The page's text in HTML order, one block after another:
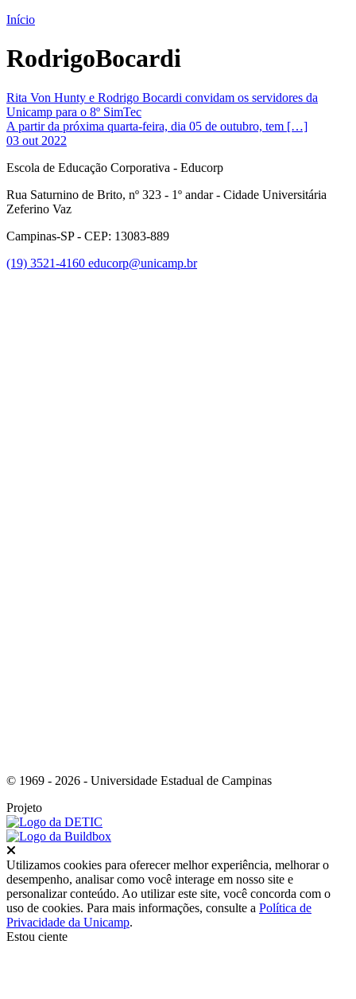
Início
RodrigoBocardi
Rita Von Hunty e Rodrigo Bocardi convidam os servidores da
Unicamp para o 8º SimTec
A partir da próxima quarta-feira, dia 05 de outubro, tem […]
03 out 2022
Escola de Educação Corporativa - Educorp
Rua Saturnino de Brito, nº 323 - 1º andar - Cidade Universitária
Zeferino Vaz
Campinas-SP - CEP: 13083-889
(19) 3521-4160 educorp@unicamp.br
© 1969 - 2026 - Universidade Estadual de Campinas
Projeto
Utilizamos cookies para oferecer melhor experiência, melhorar o
desempenho, analisar como você interage em nosso site e
personalizar conteúdo. Ao utilizar este site, você concorda com o
uso de cookies. Para mais informações, consulte a Política de
Privacidade da Unicamp.
Estou ciente